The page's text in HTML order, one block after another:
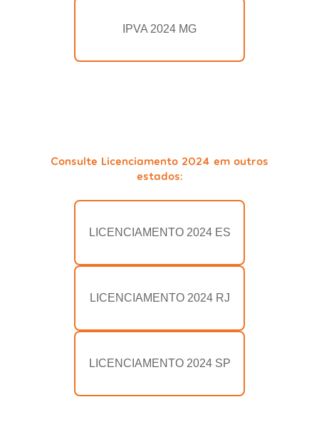
IPVA 2024 MG
Consulte Licenciamento 2024 em outros
estados:
LICENCIAMENTO 2024 ES
LICENCIAMENTO 2024 RJ
LICENCIAMENTO 2024 SP